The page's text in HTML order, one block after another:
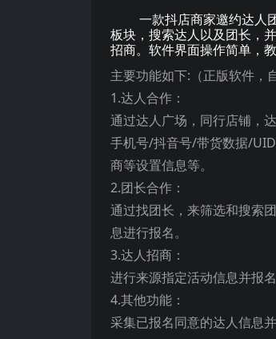
一款抖店商家邀约达人团
板块，搜索达人以及团长，
招商。软件界面操作简单，
主要功能如下:（正版软件，
1.达人合作：
通过达人广场，同行店铺，
手机号/抖音号/带货数据/
商等设置信息等。
2.团长合作：
通过找团长，来筛选和搜索
息进行报名。
3.达人招商：
进行来源指定活动信息并报名
4.其他功能：
采集已报名同意的达人信息